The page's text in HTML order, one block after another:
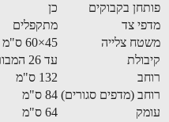
בקבוקים
צד
מתקפלים
צלייה
(מדפים סגורים) 84 ס"מ